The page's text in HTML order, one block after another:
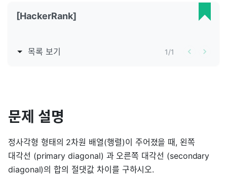
[HackerRank]
목록 보기 1/1
문제 설명
정사각형 형태의 2차원 배열(행렬)이 주어졌을 때, 왼쪽
대각선 (primary diagonal) 과 오른쪽 대각선 (secondary
diagonal)의 합의 절댓값 차이를 구하시오.